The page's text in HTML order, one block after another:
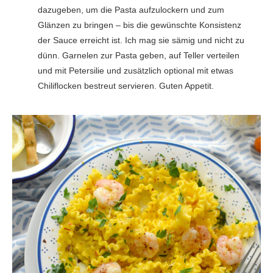
dazugeben, um die Pasta aufzulockern und zum
Glänzen zu bringen – bis die gewünschte Konsistenz
der Sauce erreicht ist. Ich mag sie sämig und nicht zu
dünn. Garnelen zur Pasta geben, auf Teller verteilen
und mit Petersilie und zusätzlich optional mit etwas
Chiliflocken bestreut servieren. Guten Appetit.